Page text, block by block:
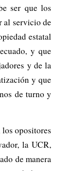
ser que los
al servicio de
estatal
y que
y de la
y que
de turno y
opositores
la UCR,
de manera